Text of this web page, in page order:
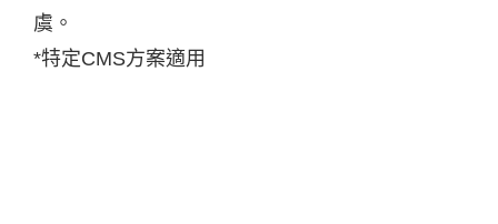
虞。
*特定CMS方案適用